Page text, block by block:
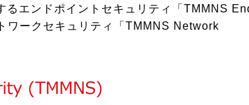
エンドポイントセキュリティ「TMMNS
ワークセキュリティ「TMMNS Network